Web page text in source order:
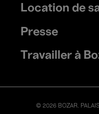
Location de
Presse
Travailler à
© 2026 BOZAR.